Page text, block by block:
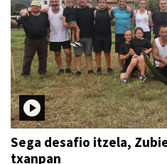
Sega desafio itzela,
txanpan